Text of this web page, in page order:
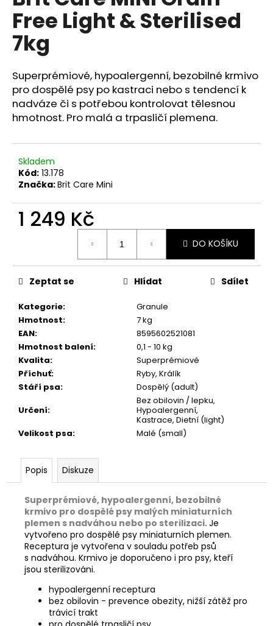
0,0
5
hvězdiček.
Free Light & Sterilised
7kg
Superprémiové, hypoalergenní, bezobilné krmivo
pro dospělé psy po kastraci nebo s tendencí k
nadváze či s potřebou kontrolovat tělesnou
hmotnost. Pro malá a trpasličí plemena.
Skladem
Kód: 13.178
Značka:Brit Care Mini
1 249 Kč
DO KOŠÍKU
Kategorie:
Granule
Hmotnost:
7 kg
EAN:
8595602521081
Hmotnost balení:
0,1 - 10 kg
Kvalita:
Superprémiové
Příchuť:
Ryby, Králík
Stáří psa:
Dospělý (adult)
Určení:
Bez obilovin / lepku,
Hypoalergenní,
Kastrace, Dietní (light)
Velikost psa: Malé (small)
Zeptat se Hlídat Sdílet
Popis Diskuze
Superprémiové, hypoalergenní, bezobilné
krmivo pro dospělé psy malých miniaturních
plemen s nadváhou nebo po sterilizaci.Je
vytvořeno pro dospělé psy miniaturních plemen.
Receptura je vytvořena v souladu potřeb psů
s nadváhou. Krmivo je doporučeno i pro psy, kteří
jsou sterilizováni.
hypoalergenní receptura
bez obilovin - prevence obezity, nižší zátěž pro
trávicí trakt
a
j
í
?
HLEDAT
o
u
č
u
e
m
e
JOSICAT
KAPSIČKA
IN
IN
SAUCE